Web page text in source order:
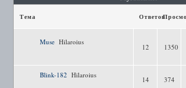
Тема Ответов
Muse Hilaroius
12 1350
Blink-182 Hilaroius
14 374